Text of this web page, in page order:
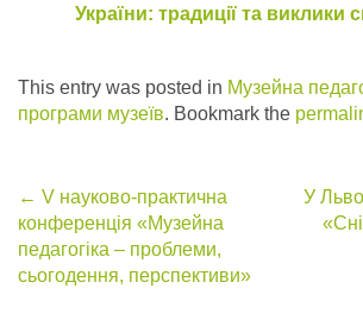
України: традиції та виклики
This entry was posted in Музейна
програми музеїв. Bookmark the
Post
navigation
← V науково-практична
конференція «Музейна
педагогіка – проблеми,
сьогодення, перспективи»
У